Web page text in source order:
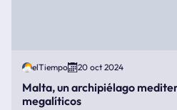
elTiempo 20 oct 2024
Malta, un archipiélago
megalíticos